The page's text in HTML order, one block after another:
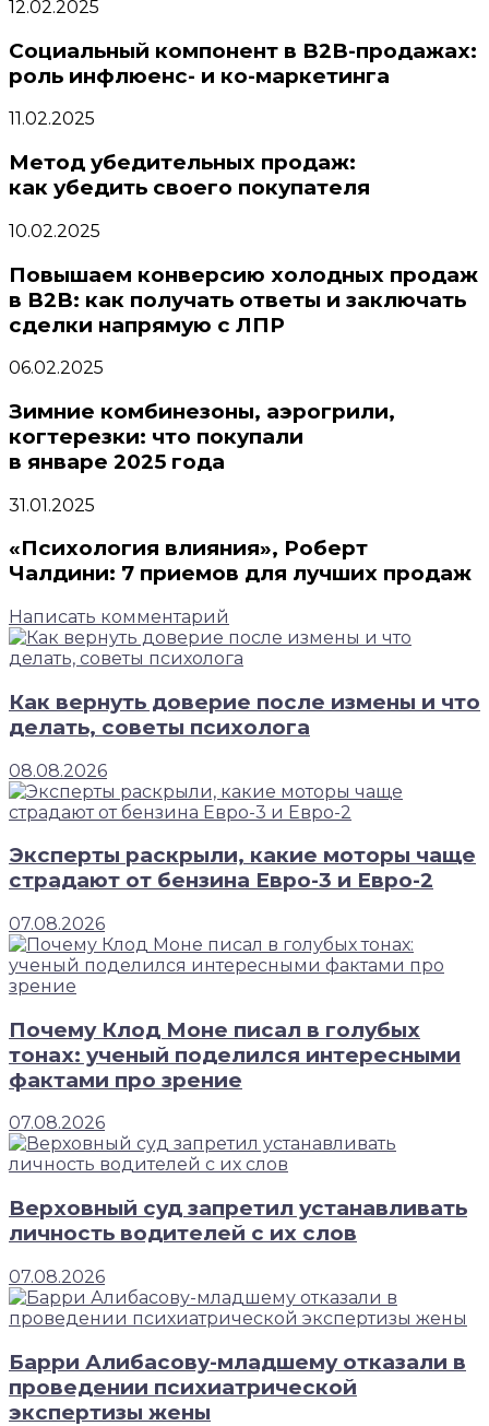
12.02.2025
Социальный компонент в B2B-продажах:
роль инфлюенс- и ко-маркетинга
11.02.2025
Метод убедительных продаж:
как убедить своего покупателя
10.02.2025
Повышаем конверсию холодных продаж
в B2B: как получать ответы и заключать
сделки напрямую с ЛПР
06.02.2025
Зимние комбинезоны, аэрогрили,
когтерезки: что покупали
в январе 2025 года
31.01.2025
«Психология влияния», Роберт
Чалдини: 7 приемов для лучших продаж
Написать комментарий
Как вернуть доверие после измены и что
делать, советы психолога
08.08.2026
Эксперты раскрыли, какие моторы чаще
страдают от бензина Евро-3 и Евро-2
07.08.2026
Почему Клод Моне писал в голубых
тонах: ученый поделился интересными
фактами про зрение
07.08.2026
Верховный суд запретил устанавливать
личность водителей с их слов
07.08.2026
Барри Алибасову-младшему отказали в
проведении психиатрической
экспертизы жены